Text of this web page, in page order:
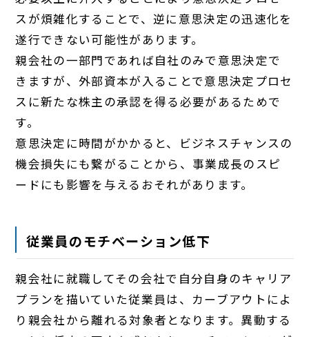
スが煩雑化することで、逆に意思決定の迅速化を
遂行できない可能性があります。
親会社の一部門であれば自社のみで意思決定で
きますが、外部資本が入ることで意思決定プロセ
スに新たな株主の承認を得る必要があるためで
す。
意思決定に時間がかかると、ビジネスチャンスの
機会損失にも繋がることから、事業成長のスピ
ードにも影響を与えるおそれがあります。
従業員のモチベーション低下
親会社に就職してその会社で自分自身のキャリア
プランを描いていた従業員は、カーブアウトによ
り親会社から離れる対象者となります。異動する